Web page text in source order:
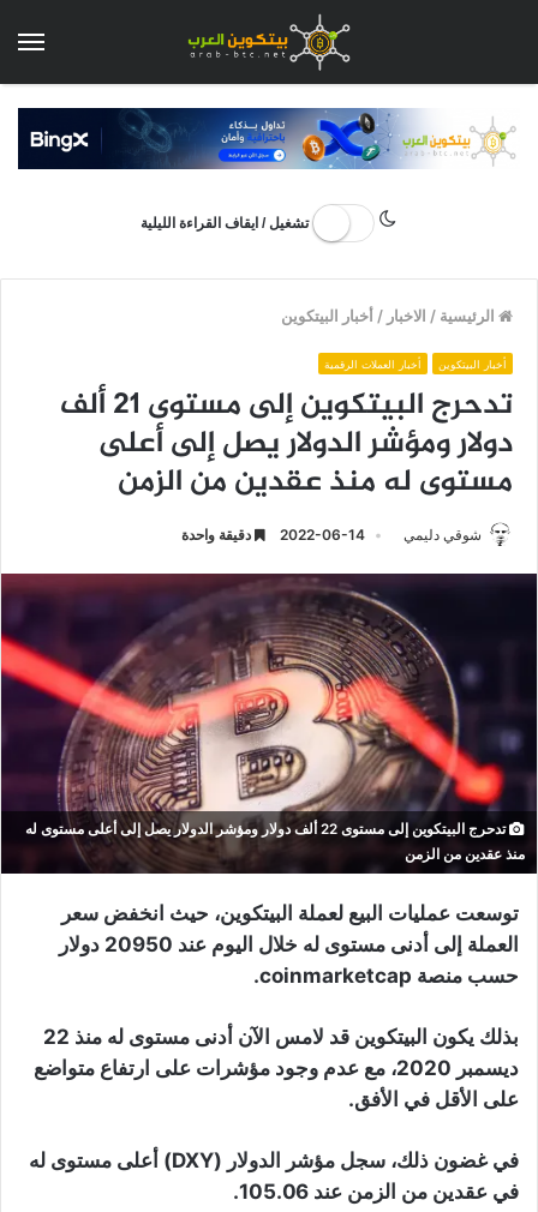
تشغيل / ايقاف القراءة الليلية
الرئيسية / الاخبار /أخبار البيتكوين
أخبار البيتكوين أخبار العملات الرقمية
تدحرج البيتكوين إلى مستوى 21 ألف
دولار ومؤشر الدولار يصل إلى أعلى
مستوى له منذ عقدين من الزمن
شوقي دليمي 2022-06-14 دقيقة واحدة
تدحرج البيتكوين إلى مستوى 22 ألف دولار ومؤشر الدولار يصل إلى أعلى مستوى له
منذ عقدين من الزمن
توسعت عمليات البيع لعملة البيتكوين، حيث انخفض سعر
العملة إلى أدنى مستوى له خلال اليوم عند 20950 دولار
حسب منصة coinmarketcap.
بذلك يكون البيتكوين قد لامس الآن أدنى مستوى له منذ 22
ديسمبر 2020، مع عدم وجود مؤشرات على ارتفاع متواضع
على الأقل في الأفق.
في غضون ذلك، سجل مؤشر الدولار (DXY) أعلى مستوى له
في عقدين من الزمن عند 105.06.